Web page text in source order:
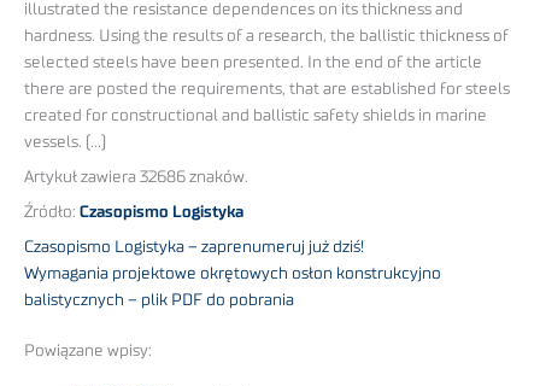
illustrated the resistance dependences on its thickness and
hardness. Using the results of a research, the ballistic thickness of
selected steels have been presented. In the end of the article
there are posted the requirements, that are established for steels
created for constructional and ballistic safety shields in marine
vessels. (…)
Artykuł zawiera 32686 znaków.
Źródło: Czasopismo Logistyka
Czasopismo Logistyka – zaprenumeruj już dziś!
Wymagania projektowe okrętowych osłon konstrukcyjno
balistycznych – plik PDF do pobrania
Powiązane wpisy: